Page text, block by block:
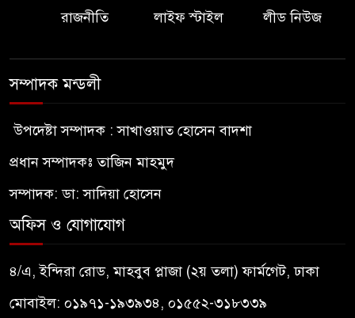
রাজনীতি
লাইফ স্টাইল লীড নিউজ
সম্পাদক মন্ডলী
উপদেষ্টা সম্পাদক : সাখাওয়াত হোসেন বাদশা
প্রধান সম্পাদকঃ তাজিন মাহমুদ
সম্পাদক: ডা: সাদিয়া হোসেন
অফিস ও যোগাযোগ
৪/এ, ইন্দিরা রোড, মাহবুব প্লাজা (২য় তলা) ফার্মগেট, ঢাকা
মোবাইল: ০১৯৭১-১৯৩৯৩৪, ০১৫৫২-৩১৮৩৩৯